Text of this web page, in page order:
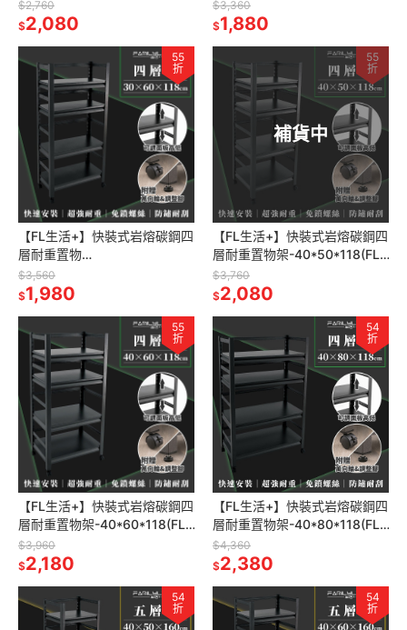
架 廚房層架
$2,760
$2,080
架 廚房層架 書
$3,360
$1,880
55
折
【FL生活+】快裝式岩熔碳鋼四
層耐重置物
架-30*60*1189(FL-264)免螺
絲 角鋼架 展示架 層架 廚房層
$3,560
$1,980
補貨中
55
折
【FL生活+】快裝式岩熔碳鋼四
層耐重置物架-40*50*118(FL-
265) 免螺絲 角鋼架 展示架 層
架 廚房層架
$3,760
$2,080
55
折
【FL生活+】快裝式岩熔碳鋼四
層耐重置物架-40*60*118(FL-
266)免螺絲 角鋼架 展示架 層
架 廚房層架 書
$3,960
$2,180
54
折
【FL生活+】快裝式岩熔碳鋼四
層耐重置物架-40*80*118(FL-
268) 免螺絲 角鋼架 展示架 層
架 廚房層架
$4,360
$2,380
54
折
54
折